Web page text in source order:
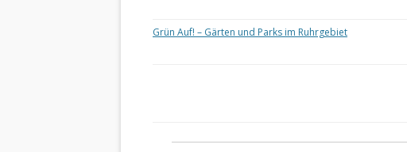
Grün Auf! – Gärten und Parks im Ruhrgebiet